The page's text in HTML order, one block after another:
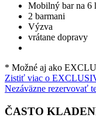
Mobilný bar na 6
2 barmani
Výzva
vrátane dopravy
* Možné aj ako
Zistiť viac o
Nezáväzne rezervovať
ČASTO